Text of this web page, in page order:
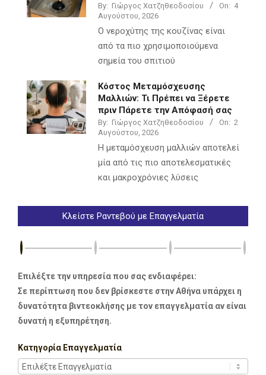
By: Γιώργος Χατζηθεοδοσίου On: 4
Αυγούστου, 2026
Ο νεροχύτης της κουζίνας είναι
από τα πιο χρησιμοποιούμενα
σημεία του σπιτιού
Κόστος Μεταμόσχευσης
Μαλλιών: Τι Πρέπει να Ξέρετε
πριν Πάρετε την Απόφασή σας
By: Γιώργος Χατζηθεοδοσίου On: 2
Αυγούστου, 2026
Η μεταμόσχευση μαλλιών αποτελεί
μία από τις πιο αποτελεσματικές
και μακροχρόνιες λύσεις
Κλείστε Ραντεβού με Επαγγελματία
Επιλέξτε την υπηρεσία που σας ενδιαφέρει:
Σε περίπτωση που δεν βρίσκεστε στην Αθήνα υπάρχει η
δυνατότητα βιντεοκλήσης με τον επαγγελματία αν είναι
δυνατή η εξυπηρέτηση.
Κατηγορία Επαγγελματία